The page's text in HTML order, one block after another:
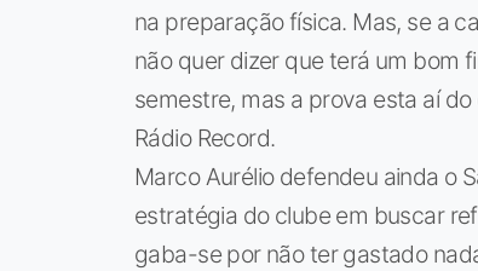
na preparação física. Mas, se a
não quer dizer que terá um bom
semestre, mas a prova esta aí
Rádio Record.
Marco Aurélio defendeu ainda o
estratégia do clube em buscar
gaba-se por não ter gastado